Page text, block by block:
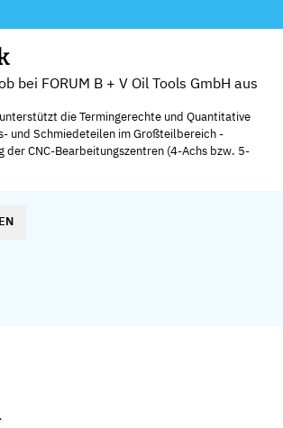
bei FORUM B + V Oil Tools GmbH aus
die Termingerechte und Quantitative
und Schmiedeteilen im Großteilbereich -
der CNC-Bearbeitungszentren (4-Achs bzw. 5-